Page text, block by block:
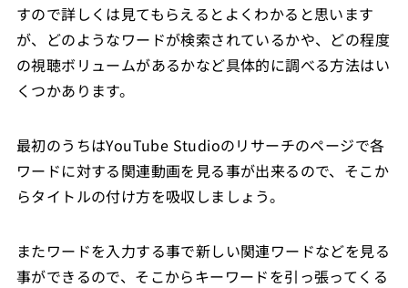
すので詳しくは見てもらえるとよくわかると思います
が、どのようなワードが検索されているかや、どの程度
の視聴ボリュームがあるかなど具体的に調べる方法はい
くつかあります。
最初のうちはYouTube Studioのリサーチのページで各
ワードに対する関連動画を見る事が出来るので、そこか
らタイトルの付け方を吸収しましょう。
またワードを入力する事で新しい関連ワードなどを見る
事ができるので、そこからキーワードを引っ張ってくる